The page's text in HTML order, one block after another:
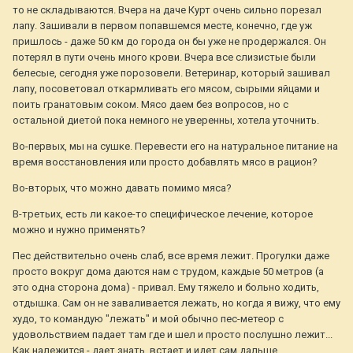
то не складываются. Вчера на даче Курт очень сильно порезал
лапу. Зашивали в первом попавшемся месте, конечно, где уж
пришлось - даже 50 км до города он бы уже не продержался. Он
потерял в пути очень много крови. Вчера все слизистые были
белесые, сегодня уже порозовели. Ветеринар, который зашивал
лапу, посоветовал откармливать его мясом, сырыми яйцами и
поить гранатовым соком. Мясо даем без вопросов, но с
остальной диетой пока немного не уверенны, хотела уточнить.
Во-первых, мы на сушке. Перевести его на натуральное питание на
время восстановления или просто добавлять мясо в рацион?
Во-вторых, что можно давать помимо мяса?
В-третьих, есть ли какое-то специфическое лечение, которое
можно и нужно применять?
Пес действительно очень слаб, все время лежит. Прогулки даже
просто вокруг дома даются нам с трудом, каждые 50 метров (а
это одна сторона дома) - привал. Ему тяжело и больно ходить,
отдышка. Сам он не заваливается лежать, но когда я вижу, что ему
худо, то командую "лежать" и мой обычно пес-метеор с
удовольствием падает там где и шел и просто послушно лежит...
Как належится - дает знать, встает и идет сам дальше.